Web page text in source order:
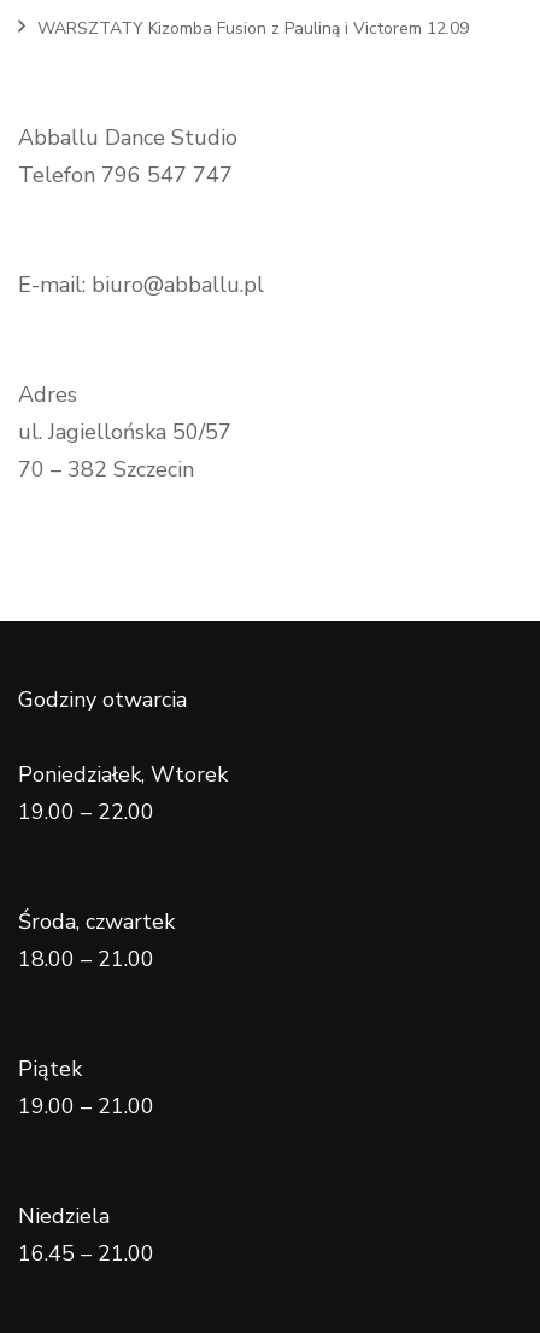
WARSZTATY Kizomba Fusion z Pauliną i Victorem 12.09
Abballu Dance Studio
Telefon 796 547 747
E-mail: biuro@abballu.pl
Adres
ul. Jagiellońska 50/57
70 – 382 Szczecin
Godziny otwarcia
Poniedziałek, Wtorek
19.00 – 22.00
Środa, czwartek
18.00 – 21.00
Piątek
19.00 – 21.00
Niedziela
16.45 – 21.00